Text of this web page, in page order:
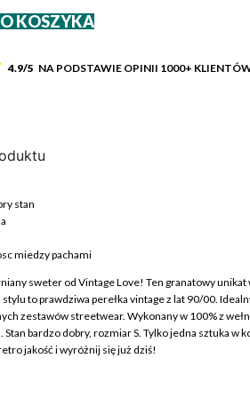
KOSZYKA
4.9/5 NA PODSTAWIE OPINII 1000+
stan
miedzy pachami
sweter od Vintage Love! Ten granatowy unikat
to prawdziwa perełka vintage z lat 90/00.
zestawów streetwear. Wykonany w 100% z
Stan bardzo dobry, rozmiar S. Tylko jedna sztuka w
jakość i wyróżnij się już dziś!